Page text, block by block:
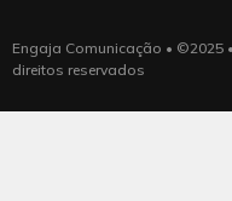
Engaja Comunicação • ©2025
direitos reservados